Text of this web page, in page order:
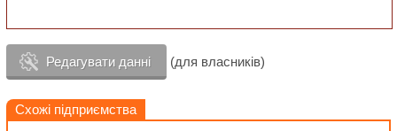
Редагувати данні (для власників)
Схожі підприємства